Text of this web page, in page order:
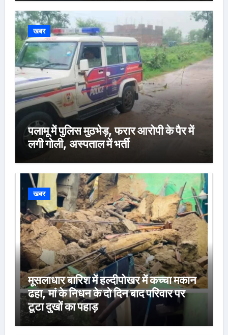
खबर
पलामू में पुलिस मुठभेड़, फरार आरोपी के पैर में
लगी गोली, अस्पताल में भर्ती
खबर
मूसलाधार बारिश में हल्दीपोखर में कच्चा मकान
ढहा, मां के निधन के दो दिन बाद परिवार पर
टूटा दुखों का पहाड़